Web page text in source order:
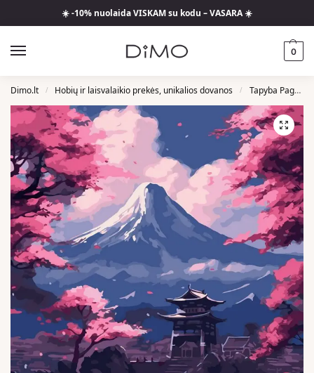
☀️ -10% nuolaida VISKAM su kodu – VASARA ☀️
0
Dimo.lt / Hobių ir laisvalaikio prekės, unikalios dovanos / Tapyba Pagal Skaičius